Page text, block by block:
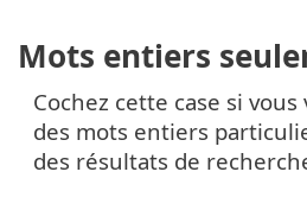
Mots entiers
Cochez cette case si
des mots entiers
des résultats de